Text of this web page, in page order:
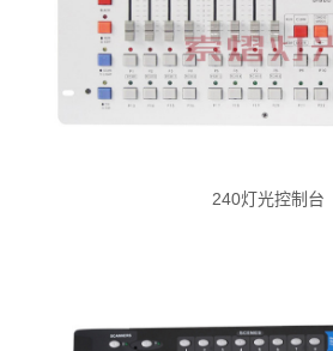
240灯光控制台